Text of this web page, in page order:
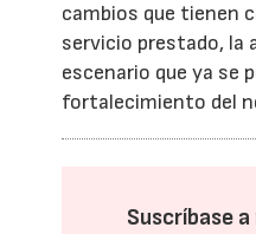
cambios que tienen
servicio prestado, la
escenario que ya se
fortalecimiento del
Suscríbase